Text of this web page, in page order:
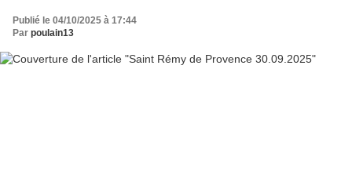
Publié le 04/10/2025 à 17:44
Par poulain13